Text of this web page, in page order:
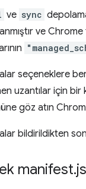
ve sync
ve
seçeneklere
uzantılar için bir
göz atın
bildirildikten
manifest.